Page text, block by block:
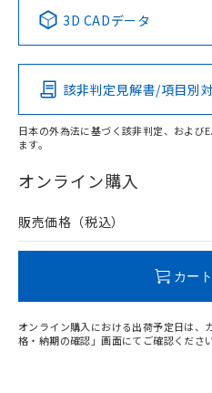
Pb Hg
O
在庫等で未対応品が混在する
問い合わせください。
この製品
その他の認証はこちら
3D CADデータ
該非判定見解書/項目別
日本の外為法に基づく該非判定、および
ます。
オンライン購入
販売価格（税込）
カー
オンライン購入における出荷予定日は、
格・納期の確認」画面にてご確認ください